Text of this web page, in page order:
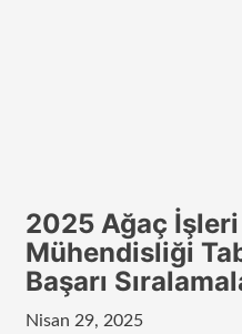
2025 Ağaç
Mühendisliği
Başarı
Nisan 29, 2025